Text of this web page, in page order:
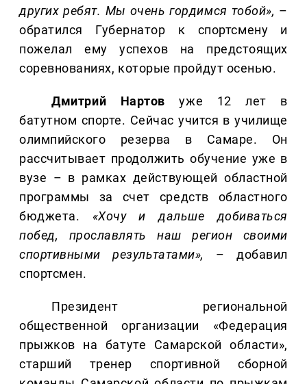
других ребят. Мы очень гордимся тобой», –
обратился Губернатор к спортсмену и
пожелал ему успехов на предстоящих
соревнованиях, которые пройдут осенью.
Дмитрий Нартов уже 12 лет в
батутном спорте. Сейчас учится в училище
олимпийского резерва в Самаре. Он
рассчитывает продолжить обучение уже в
вузе – в рамках действующей областной
программы за счет средств областного
бюджета. «Хочу и дальше добиваться
побед, прославлять наш регион своими
спортивными результатами»,
– добавил
спортсмен.
Президент региональной
общественной организации «Федерация
прыжков на батуте Самарской области»,
старший тренер спортивной сборной